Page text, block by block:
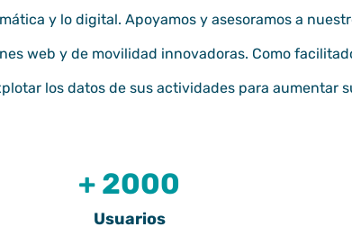
y lo digital. Apoyamos y asesoramos a
web y de movilidad innovadoras. Como
los datos de sus actividades para aumentar
+ 2000
Usuarios